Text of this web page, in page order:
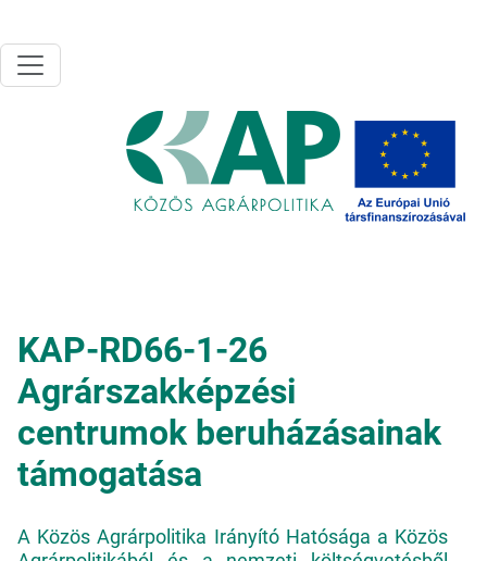
KAP-RD66-1-26
Agrárszakképzési
centrumok beruházásainak
támogatása
A Közös Agrárpolitika Irányító Hatósága a Közös